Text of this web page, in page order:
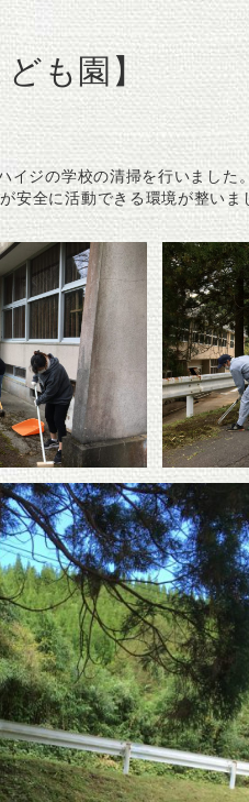
も園】
ジの学校の清掃を行いました
安全に活動できる環境が整いま